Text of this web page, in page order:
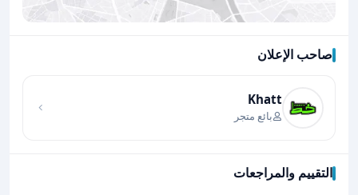
صاحب الإعلان
Khatt
بائع متجر
التقييم والمراجعات